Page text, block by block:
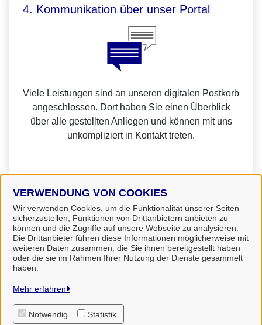
VERWENDUNG VON COOKIES
Wir verwenden Cookies, um die Funktionalität unserer Seiten
sicherzustellen, Funktionen von Drittanbietern anbieten zu
können und die Zugriffe auf unsere Webseite zu analysieren.
Die Drittanbieter führen diese Informationen möglicherweise mit
weiteren Daten zusammen, die Sie ihnen bereitgestellt haben
oder die sie im Rahmen Ihrer Nutzung der Dienste gesammelt
haben.
Mehr erfahren
Notwendig Statistik
4. Kommunikation über unser Portal
Viele Leistungen sind an unseren digitalen Postkorb
angeschlossen. Dort haben Sie einen Überblick
über alle gestellten Anliegen und können mit uns
unkompliziert in Kontakt treten.
Weitere Informationen zur BundID finden Sie auf der
FAQ-Seite des Bundes.
Landkreis Uelzen
Alle Rechte vorbehalten